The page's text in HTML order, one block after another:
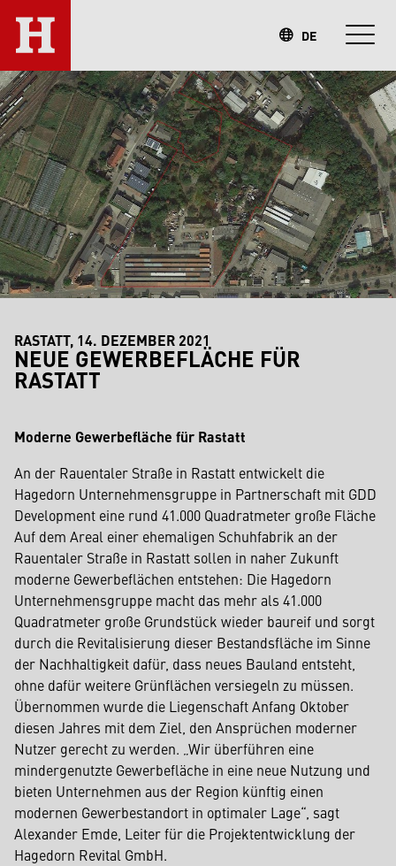
DE
RASTATT, 14. DEZEMBER 2021
NEUE GEWERBEFLÄCHE FÜR
RASTATT
Moderne Gewerbefläche für Rastatt
An der Rauentaler Straße in Rastatt entwickelt die
Hagedorn Unternehmensgruppe in Partnerschaft mit GDD
Development eine rund 41.000 Quadratmeter große Fläche
Auf dem Areal einer ehemaligen Schuhfabrik an der
Rauentaler Straße in Rastatt sollen in naher Zukunft
moderne Gewerbeflächen entstehen: Die Hagedorn
Unternehmensgruppe macht das mehr als 41.000
Quadratmeter große Grundstück wieder baureif und sorgt
durch die Revitalisierung dieser Bestandsfläche im Sinne
der Nachhaltigkeit dafür, dass neues Bauland entsteht,
ohne dafür weitere Grünflächen versiegeln zu müssen.
Übernommen wurde die Liegenschaft Anfang Oktober
diesen Jahres mit dem Ziel, den Ansprüchen moderner
Nutzer gerecht zu werden. „Wir überführen eine
mindergenutzte Gewerbefläche in eine neue Nutzung und
bieten Unternehmen aus der Region künftig einen
modernen Gewerbestandort in optimaler Lage“, sagt
Alexander Emde, Leiter für die Projektentwicklung der
Hagedorn Revital GmbH.